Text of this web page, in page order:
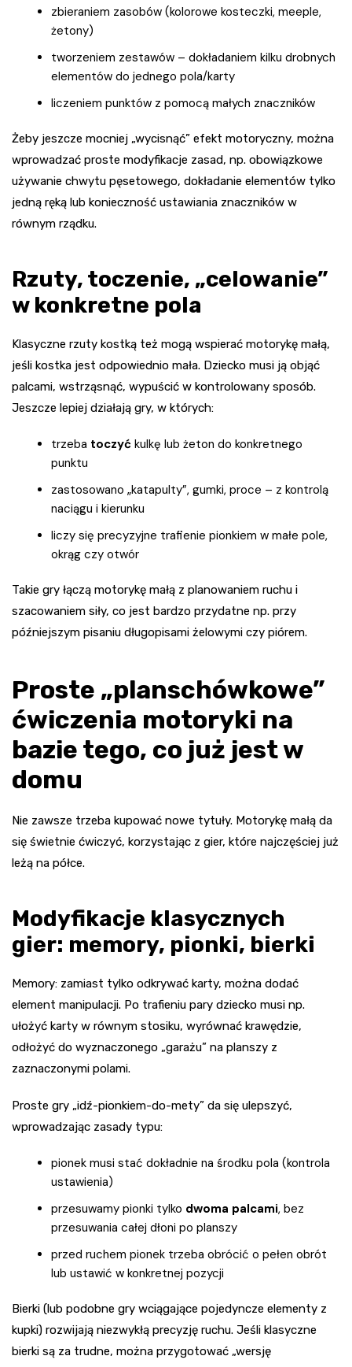
zbieraniem zasobów (kolorowe kosteczki, meeple,
żetony)
tworzeniem zestawów – dokładaniem kilku drobnych
elementów do jednego pola/karty
liczeniem punktów z pomocą małych znaczników
Żeby jeszcze mocniej „wycisnąć” efekt motoryczny, można
wprowadzać proste modyfikacje zasad, np. obowiązkowe
używanie chwytu pęsetowego, dokładanie elementów tylko
jedną ręką lub konieczność ustawiania znaczników w
równym rządku.
Rzuty, toczenie, „celowanie”
w konkretne pola
Klasyczne rzuty kostką też mogą wspierać motorykę małą,
jeśli kostka jest odpowiednio mała. Dziecko musi ją objąć
palcami, wstrząsnąć, wypuścić w kontrolowany sposób.
Jeszcze lepiej działają gry, w których:
trzeba toczyć kulkę lub żeton do konkretnego
punktu
zastosowano „katapulty”, gumki, proce – z kontrolą
naciągu i kierunku
liczy się precyzyjne trafienie pionkiem w małe pole,
okrąg czy otwór
Takie gry łączą motorykę małą z planowaniem ruchu i
szacowaniem siły, co jest bardzo przydatne np. przy
późniejszym pisaniu długopisami żelowymi czy piórem.
Proste „planschówkowe”
ćwiczenia motoryki na
bazie tego, co już jest w
domu
Nie zawsze trzeba kupować nowe tytuły. Motorykę małą da
się świetnie ćwiczyć, korzystając z gier, które najczęściej już
leżą na półce.
Modyfikacje klasycznych
gier: memory, pionki, bierki
Memory: zamiast tylko odkrywać karty, można dodać
element manipulacji. Po trafieniu pary dziecko musi np.
ułożyć karty w równym stosiku, wyrównać krawędzie,
odłożyć do wyznaczonego „garażu” na planszy z
zaznaczonymi polami.
Proste gry „idź-pionkiem-do-mety” da się ulepszyć,
wprowadzając zasady typu:
pionek musi stać dokładnie na środku pola (kontrola
ustawienia)
przesuwamy pionki tylko dwoma palcami, bez
przesuwania całej dłoni po planszy
przed ruchem pionek trzeba obrócić o pełen obrót
lub ustawić w konkretnej pozycji
Bierki (lub podobne gry wciągające pojedyncze elementy z
kupki) rozwijają niezwykłą precyzję ruchu. Jeśli klasyczne
bierki są za trudne, można przygotować „wersję